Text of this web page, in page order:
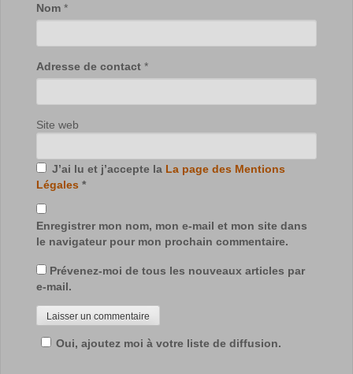
Nom *
Adresse de contact *
Site web
J’ai lu et j’accepte la La page des Mentions
Légales *
Enregistrer mon nom, mon e-mail et mon site dans
le navigateur pour mon prochain commentaire.
Prévenez-moi de tous les nouveaux articles par
e-mail.
Oui, ajoutez moi à votre liste de diffusion.